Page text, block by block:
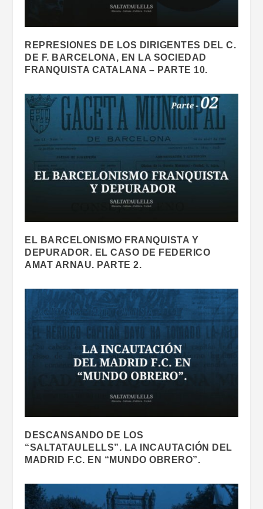
REPRESIONES DE LOS DIRIGENTES DEL C.
DE F. BARCELONA, EN LA SOCIEDAD
FRANQUISTA CATALANA – PARTE 10.
EL BARCELONISMO FRANQUISTA Y
DEPURADOR. EL CASO DE FEDERICO
AMAT ARNAU. PARTE 2.
DESCANSANDO DE LOS
“SALTATAULELLS”. LA INCAUTACIÓN DEL
MADRID F.C. EN “MUNDO OBRERO”.